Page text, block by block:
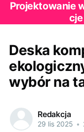
Projektowanie
Deska
wybór na
Redakcja
29 lis 2025 •